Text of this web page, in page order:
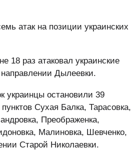
атак на позиции украинских
18 раз атаковал украинские
Дылеевки.
украинцы остановили 39
Сухая Балка, Тарасовка,
Преображенка,
Малиновка, Шевченко,
Старой Николаевки.